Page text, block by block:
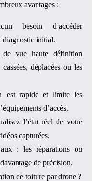
avantages :
besoin d’accéder
diagnostic initial.
vue haute définition
déplacées ou les
est rapide et limite les
d’accès.
l’état réel de votre
capturées.
: les réparations ou
de précision.
de toiture par drone ?